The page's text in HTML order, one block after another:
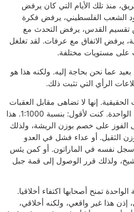
منذ تلك الأيام التي كان يرفض
الشعب الفلسطيني، يرفض فكرة
تقسيم القدس، يرفض التحدث مع
يرفض الاتفاق مع عرفات. لقد تغلغل
على مستويات مختلفة.
عما نحن بحاجة إليه. ولكنه هذا هو
الرأي التي تثبت ذلك.
إنها لا تضاهى مقابل العقبات
التي تعترض طريق الدولة الواحدة. كنت لأقول: بنسبة 1:1000. هذا
الفوز على خصم بوزن الريشة، ولذلك
الثقيل. أو عداء فشل في العدو
ولذلك سجل نفسه في الماراتون. أو كمن يئس
ولذلك قرر الوصول إلى قمة جبل
تمنح أصحابها اكتفاء أخلاقيا.
هذا غير واقعي، ولكنه أخلاقي،